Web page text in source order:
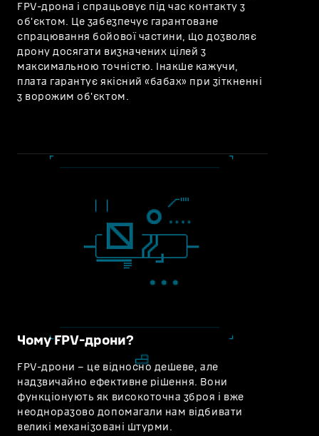
FPV-дрона і спрацьовує під час контакту з
об'єктом. Це забезпечує гарантоване
спрацювання бойової частини, що дозволяє
дрону досягати визначених цілей з
максимальною точністю. Інакше кажучи,
плата гарантує якісний «бабах» при зіткненні
з ворожим об'єктом.
FPV-дрони – це відносно дешеве, але
надзвичайно ефективне рішення. Вони
функціонують як високоточна зброя і вже
неодноразово допомагали нам відбивати
великі механізовані штурми.
Чому FPV-дрони?